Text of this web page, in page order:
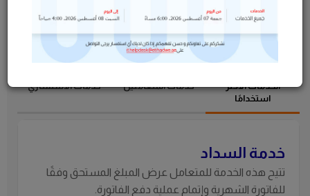
استكشف خدماتنا
الخدمات الأكثر
استخدامًا
خدمات المتعاملين خدمات الاستشاري
خدمة السداد
تتيح هذه الخدمة للمتعامل عرض المبلغ المستحق وفقًا
للفاتورة الشهرية وإتمام عملية دفع الفاتورة.